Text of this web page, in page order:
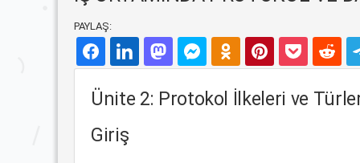
PAYLAŞ:
Ünite 2: Protokol İlkeleri ve
Giriş